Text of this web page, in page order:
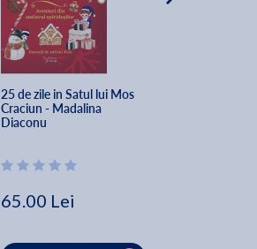
25 de zile in Satul lui Mos
Craciun - Madalina
Diaconu
65.00 Lei